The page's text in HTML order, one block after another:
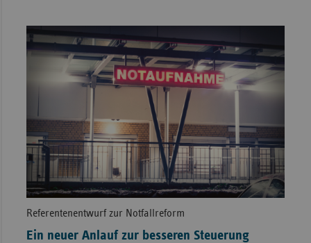
Referentenentwurf zur Notfallreform
Ein neuer Anlauf zur besseren Steuerung